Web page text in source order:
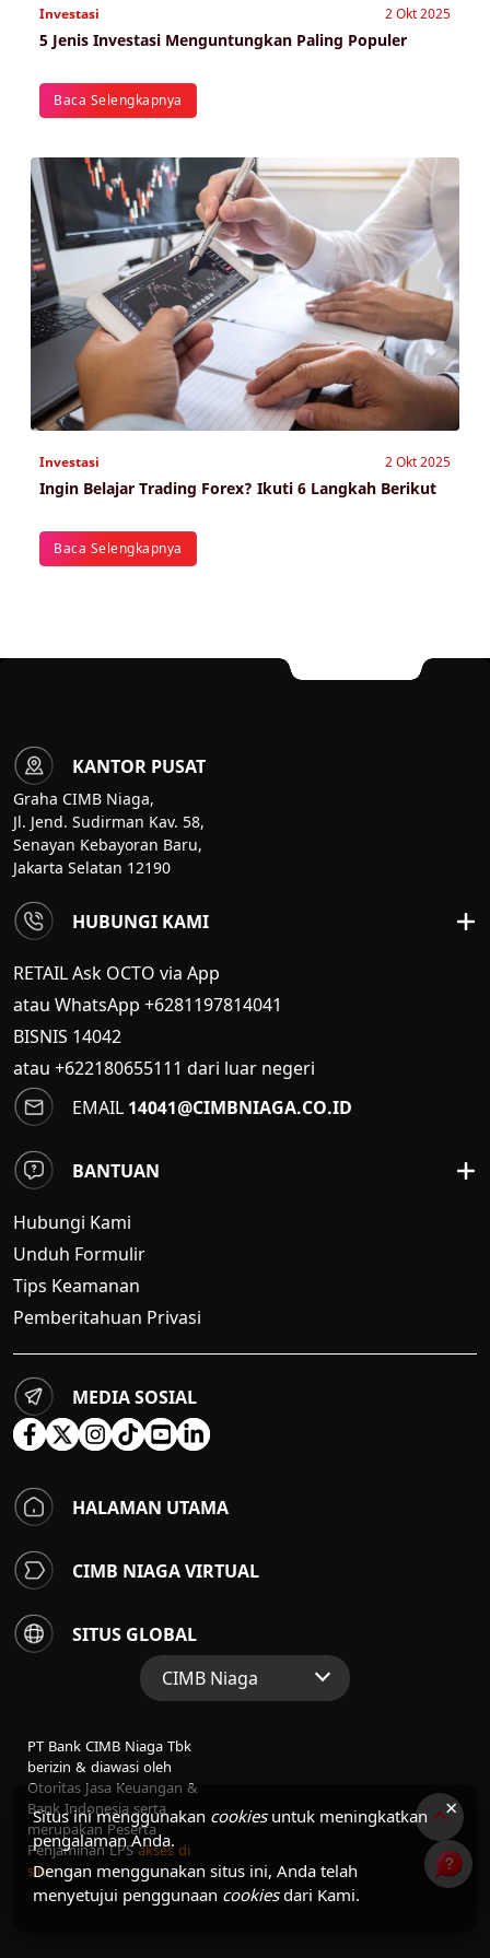
×
Situs ini menggunakan cookiesuntuk meningkatkan
pengalaman Anda.
Dengan menggunakan situs ini, Anda telah
menyetujui penggunaan cookiesdari Kami.
Investasi 2 Okt 2025
5 Jenis Investasi Menguntungkan Paling Populer
Baca Selengkapnya
Investasi 2 Okt 2025
Ingin Belajar Trading Forex? Ikuti 6 Langkah Berikut
Baca Selengkapnya
KANTOR PUSAT
Graha CIMB Niaga,
Jl. Jend. Sudirman Kav. 58,
Senayan Kebayoran Baru,
Jakarta Selatan 12190
HUBUNGI KAMI
RETAIL Ask OCTO via App
atau WhatsApp +6281197814041
BISNIS 14042
atau +622180655111 dari luar negeri
EMAIL 14041@CIMBNIAGA.CO.ID
BANTUAN
Hubungi Kami
Unduh Formulir
Tips Keamanan
Pemberitahuan Privasi
MEDIA SOSIAL
HALAMAN UTAMA
CIMB NIAGA VIRTUAL
SITUS GLOBAL
CIMB Niaga
Perbankan Konsumen
Perbankan Syariah
PT Bank CIMB Niaga Tbk
berizin & diawasi oleh
Otoritas Jasa Keuangan &
Bank Indonesia serta
merupakan Peserta
Penjaminan LPSakses di
sini